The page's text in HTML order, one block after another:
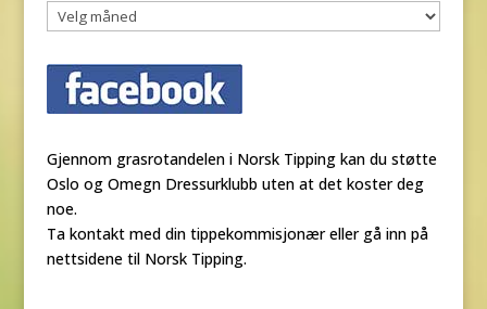
Gjennom grasrotandelen i Norsk Tipping kan du støtte
Oslo og Omegn Dressurklubb uten at det koster deg
noe.
Ta kontakt med din tippekommisjonær eller gå inn på
nettsidene til Norsk Tipping.